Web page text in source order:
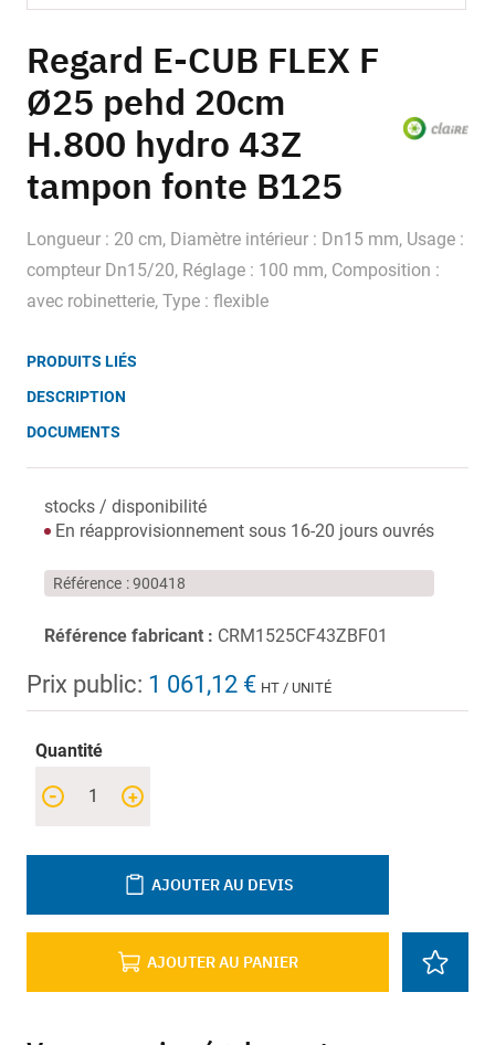
to
the
beginning
of
the
gallery
Regard E-CUB FLEX F
Ø25 pehd 20cm
H.800 hydro 43Z
tampon fonte B125
Longueur : 20 cm, Diamètre intérieur : Dn15 mm, Usage :
compteur Dn15/20, Réglage : 100 mm, Composition :
avec robinetterie, Type : flexible
PRODUITS LIÉS
DESCRIPTION
DOCUMENTS
stocks / disponibilité
En réapprovisionnement sous 16-20 jours ouvrés
Référence 900418
Référence fabricant : CRM1525CF43ZBF01
Prix public: 1 061,12 € HT / UNITÉ
Quantité
+
-
AJOUTER AU PANIER
AJOUTER AU DEVIS